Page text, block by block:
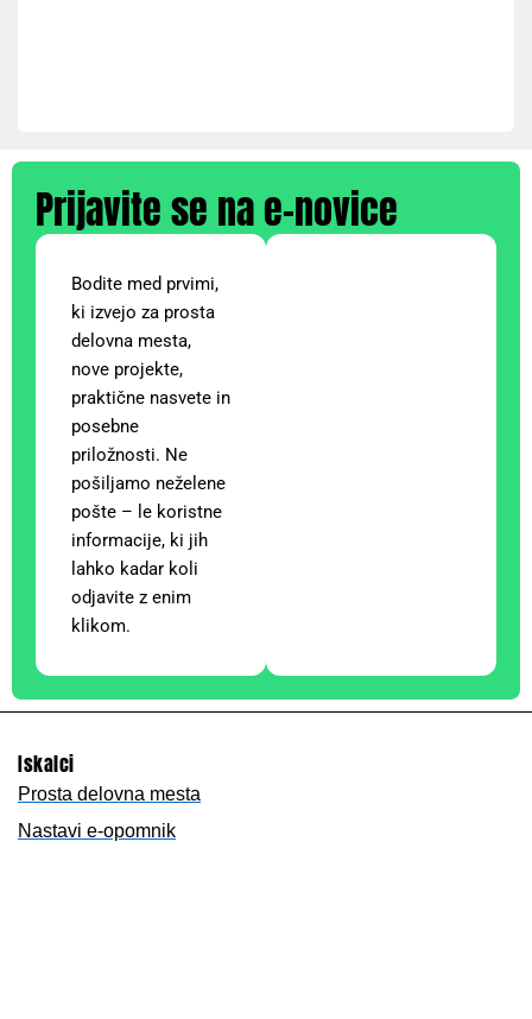
Prijavite se na e-novice
Bodite med prvimi,
ki izvejo za prosta
delovna mesta,
nove projekte,
praktične nasvete in
posebne
priložnosti. Ne
pošiljamo neželene
pošte – le koristne
informacije, ki jih
lahko kadar koli
odjavite z enim
klikom.
Iskalci
Prosta delovna mesta
Nastavi e-opomnik